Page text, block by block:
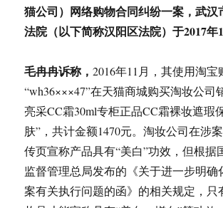
猫公司）网络购物合同纠纷一案，武汉
法院（以下简称汉阳区法院）于2017年1
毛冉冉诉称，2016年11月，其使用淘宝
“wh36×××47”在天猫商城购买淘妆公司
亮采CC霜30ml专柜正品CC霜裸妆遮瑕
肤”，共计金额1470元。淘妆公司在涉
传页宣称产品具有“美白”功效，但根据
监督管理总局发布的《关于进一步明确
案有关执行问题的函》的相关规定，只